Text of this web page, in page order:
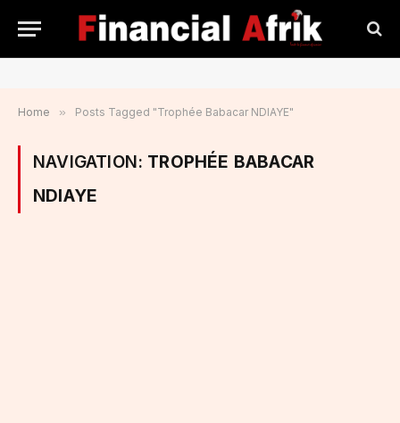
Home » Posts Tagged "Trophée Babacar NDIAYE"
NAVIGATION: TROPHÉE BABACAR
NDIAYE